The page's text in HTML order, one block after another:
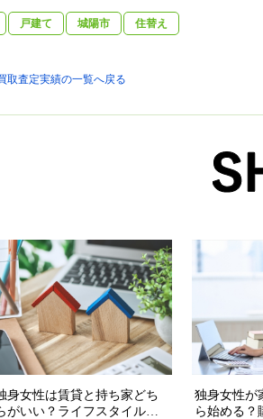
戸建て 城陽市 住替え
取査定実績の一覧へ戻る